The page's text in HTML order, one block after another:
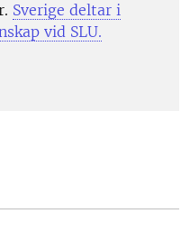
Sverige deltar i
vid SLU.